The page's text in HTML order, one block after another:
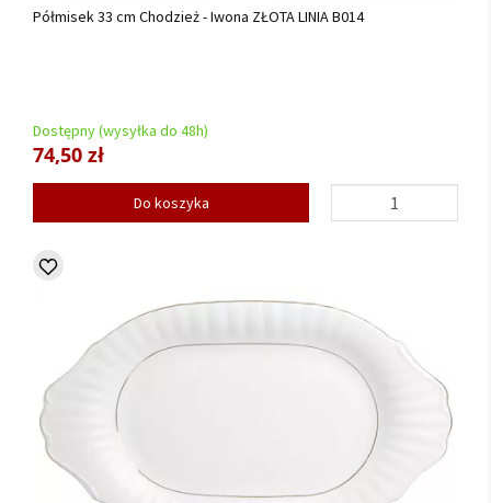
Półmisek 33 cm Chodzież - Iwona ZŁOTA LINIA B014
Dostępny (wysyłka do 48h)
74,50 zł
Do koszyka